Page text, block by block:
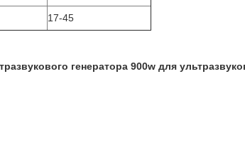
17-45
генератора 900w для